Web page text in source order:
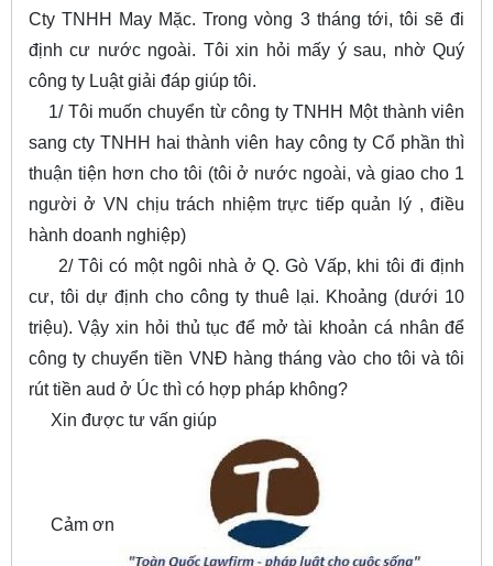
Cty TNHH May Mặc. Trong vòng 3 tháng tới, tôi sẽ đi
định cư nước ngoài. Tôi xin hỏi mấy ý sau, nhờ Quý
công ty Luật giải đáp giúp tôi.
1/ Tôi muốn chuyển từ công ty TNHH Một thành viên
sang cty TNHH hai thành viên hay công ty Cổ phần thì
thuận tiện hơn cho tôi (tôi ở nước ngoài, và giao cho 1
người ở VN chịu trách nhiệm trực tiếp quản lý , điều
hành doanh nghiệp)
2/ Tôi có một ngôi nhà ở Q. Gò Vấp, khi tôi đi định
cư, tôi dự định cho công ty thuê lại. Khoảng (dưới 10
triệu). Vậy xin hỏi thủ tục để mở tài khoản cá nhân để
công ty chuyển tiền VNĐ hàng tháng vào cho tôi và tôi
rút tiền aud ở Úc thì có hợp pháp không?
Xin được tư vấn giúp
Cảm ơn